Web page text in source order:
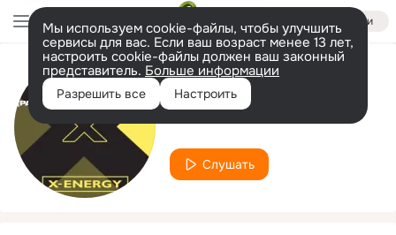
Войти
Мы используем cookie-файлы, чтобы улучшить
сервисы для вас. Если ваш возраст менее 13 лет,
настроить cookie-файлы должен ваш законный
представитель. Больше информации
Разрешить все Настроить
Исполнитель
Yvonne F.
Слушать